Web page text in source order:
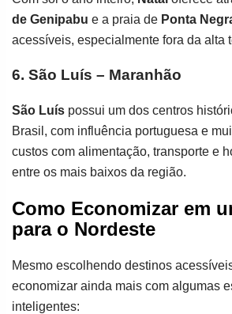
de Genipabu e a praia de Ponta
acessíveis, especialmente fora da alta
6. São Luís – Maranhão
São Luís possui um dos centros
Brasil, com influência portuguesa e
custos com alimentação, transporte e
entre os mais baixos da região.
Como Economizar em
para o Nordeste
Mesmo escolhendo destinos
economizar ainda mais com algumas
inteligentes: